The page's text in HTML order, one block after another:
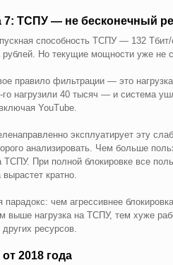
7: ТСПУ — не бесконечный
способность ТСПУ — 132
Но текущие мощности уже не
правило фильтрации — это
го нагрузили 40 тысяч — и система
YouTube.
эксплуатирует эту
анализировать. Чем больше
ТСПУ. При полной блокировке все
кратно.
парадокс: чем агрессивнее
выше нагрузка на ТСПУ, тем хуже
ресурсов.
2018 года